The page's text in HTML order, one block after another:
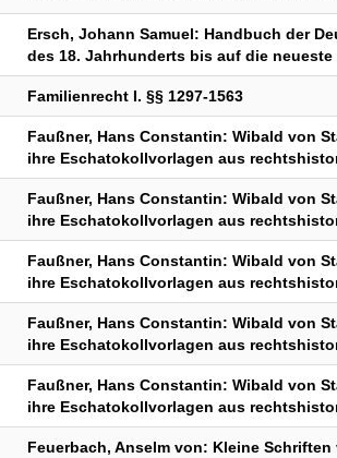
Ersch, Johann Samuel: Handbuch der
des 18. Jahrhunderts bis auf die neueste
Familienrecht I. §§ 1297-1563
Faußner, Hans Constantin: Wibald von
ihre Eschatokollvorlagen aus
Faußner, Hans Constantin: Wibald von
ihre Eschatokollvorlagen aus
Faußner, Hans Constantin: Wibald von
ihre Eschatokollvorlagen aus
Faußner, Hans Constantin: Wibald von
ihre Eschatokollvorlagen aus
Faußner, Hans Constantin: Wibald von
ihre Eschatokollvorlagen aus
Feuerbach, Anselm von: Kleine